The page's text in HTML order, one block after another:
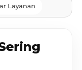
Layanan